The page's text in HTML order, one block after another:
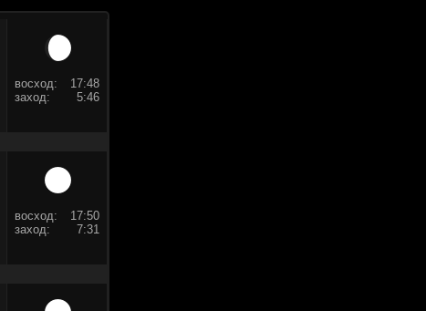
восход:
17:48
заход:
5:46
восход:
17:50
заход:
7:31